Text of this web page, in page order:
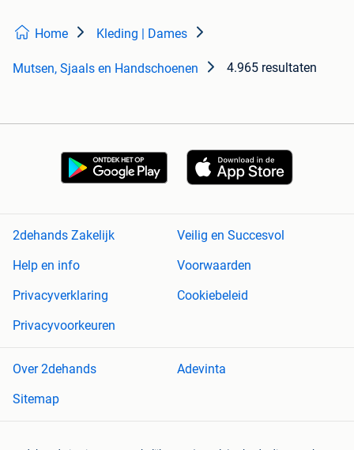
Home Kleding | Dames
Mutsen, Sjaals en Handschoenen 4.965 resultaten
2dehands Zakelijk
Veilig en Succesvol
Help en info
Voorwaarden
Privacyverklaring
Cookiebeleid
Privacyvoorkeuren
Over 2dehands
Adevinta
Sitemap